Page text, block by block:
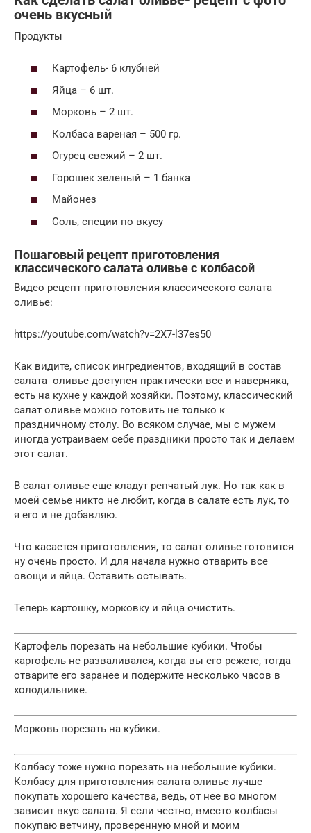
очень вкусный
Продукты
Картофель- 6 клубней
Яйца – 6 шт.
Морковь – 2 шт.
Колбаса вареная – 500 гр.
Огурец свежий – 2 шт.
Горошек зеленый – 1 банка
Майонез
Соль, специи по вкусу
Пошаговый рецепт приготовления
классического салата оливье с колбасой
Видео рецепт приготовления классического салата
оливье:
https://youtube.com/watch?v=2X7-l37es50
Как видите, список ингредиентов, входящий в состав
салата оливье доступен практически все и наверняка,
есть на кухне у каждой хозяйки. Поэтому, классический
салат оливье можно готовить не только к
праздничному столу. Во всяком случае, мы с мужем
иногда устраиваем себе праздники просто так и делаем
этот салат.
В салат оливье еще кладут репчатый лук. Но так как в
моей семье никто не любит, когда в салате есть лук, то
я его и не добавляю.
Что касается приготовления, то салат оливье готовится
ну очень просто. И для начала нужно отварить все
овощи и яйца. Оставить остывать.
Теперь картошку, морковку и яйца очистить.
Картофель порезать на небольшие кубики. Чтобы
картофель не разваливался, когда вы его режете, тогда
отварите его заранее и подержите несколько часов в
холодильнике.
Морковь порезать на кубики.
Колбасу тоже нужно порезать на небольшие кубики.
Колбасу для приготовления салата оливье лучше
покупать хорошего качества, ведь, от нее во многом
зависит вкус салата. Я если честно, вместо колбасы
покупаю ветчину, проверенную мной и моим